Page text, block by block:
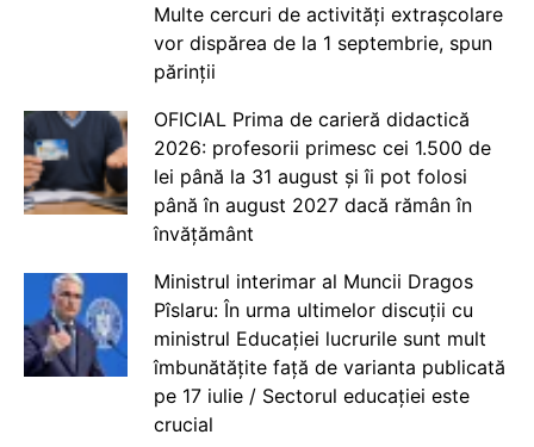
Multe cercuri de activități extrașcolare
vor dispărea de la 1 septembrie, spun
părinții
OFICIAL Prima de carieră didactică
2026: profesorii primesc cei 1.500 de
lei până la 31 august și îi pot folosi
până în august 2027 dacă rămân în
învățământ
Ministrul interimar al Muncii Dragos
Pîslaru: În urma ultimelor discuții cu
ministrul Educației lucrurile sunt mult
îmbunătățite față de varianta publicată
pe 17 iulie / Sectorul educației este
crucial